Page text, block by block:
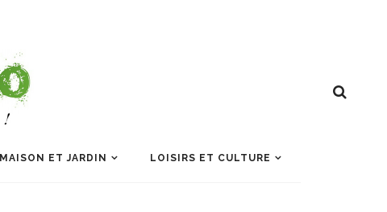
MAISON ET JARDIN LOISIRS ET CULTURE